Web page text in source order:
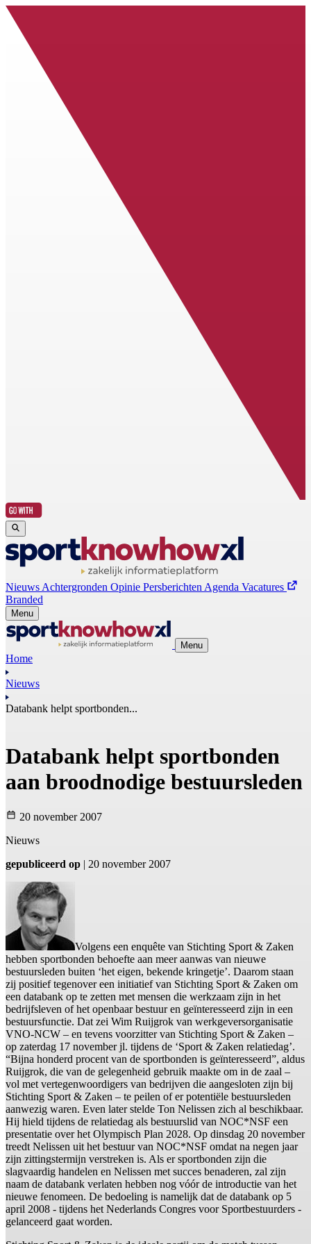
Nieuws Achtergronden Opinie Persberichten Agenda Vacatures
Branded
Menu
Menu
Home
Nieuws
Databank helpt sportbonden...
Databank helpt sportbonden
aan broodnodige bestuursleden
20 november 2007
Nieuws
gepubliceerd op | 20 november 2007
Volgens een enquête van Stichting Sport & Zaken
hebben sportbonden behoefte aan meer aanwas van nieuwe
bestuursleden buiten ‘het eigen, bekende kringetje’. Daarom staan
zij positief tegenover een initiatief van Stichting Sport & Zaken om
een databank op te zetten met mensen die werkzaam zijn in het
bedrijfsleven of het openbaar bestuur en geïnteresseerd zijn in een
bestuursfunctie. Dat zei Wim Ruijgrok van werkgeversorganisatie
VNO-NCW – en tevens voorzitter van Stichting Sport & Zaken –
op zaterdag 17 november jl. tijdens de ‘Sport & Zaken relatiedag’.
“Bijna honderd procent van de sportbonden is geïnteresseerd”, aldus
Ruijgrok, die van de gelegenheid gebruik maakte om in de zaal –
vol met vertegenwoordigers van bedrijven die aangesloten zijn bij
Stichting Sport & Zaken – te peilen of er potentiële bestuursleden
aanwezig waren. Even later stelde Ton Nelissen zich al beschikbaar.
Hij hield tijdens de relatiedag als bestuurslid van NOC*NSF een
presentatie over het Olympisch Plan 2028. Op dinsdag 20 november
treedt Nelissen uit het bestuur van NOC*NSF omdat na negen jaar
zijn zittingstermijn verstreken is. Als er sportbonden zijn die
slagvaardig handelen en Nelissen met succes benaderen, zal zijn
naam de databank verlaten hebben nog vóór de introductie van het
nieuwe fenomeen. De bedoeling is namelijk dat de databank op 5
april 2008 - tijdens het Nederlands Congres voor Sportbestuurders -
gelanceerd gaat worden.